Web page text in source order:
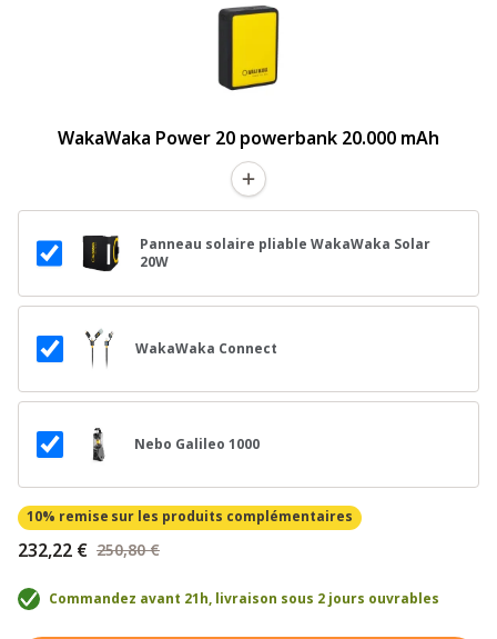
WakaWaka Power 20 powerbank 20.000 mAh
Panneau solaire pliable WakaWaka Solar
20W
WakaWaka Connect
Nebo Galileo 1000
10% remise sur les produits complémentaires
232,22 € 250,80 €
Commandez avant 21h, livraison sous 2 jours ouvrables